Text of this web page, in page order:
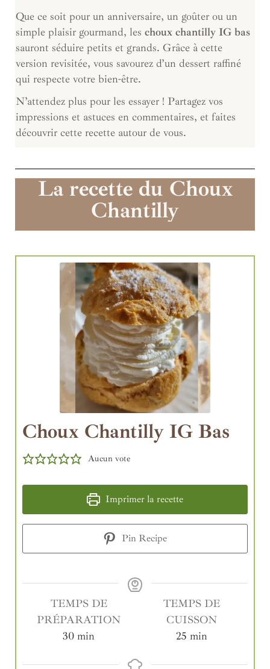
Que ce soit pour un anniversaire, un goûter ou un
simple plaisir gourmand, les choux chantilly IG bas
sauront séduire petits et grands. Grâce à cette
version revisitée, vous savourez d’un dessert raffiné
qui respecte votre bien-être.
N’attendez plus pour les essayer ! Partagez vos
impressions et astuces en commentaires, et faites
découvrir cette recette autour de vous.
La recette du Choux
Chantilly
Choux Chantilly IG Bas
Aucun vote
Imprimer la recette
Pin Recipe
TEMPS DE
PRÉPARATION
30 min
TEMPS DE
CUISSON
25 min